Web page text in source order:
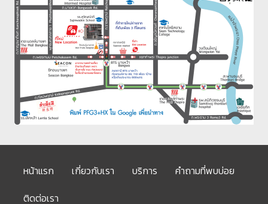
หน้าแรก เกี่ยวกับเรา บริการ
คำถามที่พบบ่อย
ติดต่อเรา